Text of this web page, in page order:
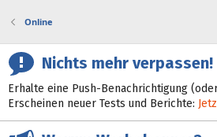
Online
Nichts mehr verpassen!
Erhalte eine Push-Benachrichtigung
Erscheinen neuer Tests und Berichte: